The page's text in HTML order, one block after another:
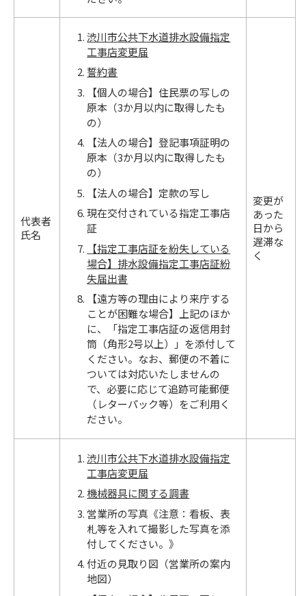
代表者
氏名
渋川市公共下水道排水設備指定
工事店変更届
誓約書
【個人の場合】住民票の写しの
原本（3か月以内に取得したも
の）
【法人の場合】登記事項証明の
原本（3か月以内に取得したも
の）
【法人の場合】定款の写し
現在交付されている指定工事店
証
【指定工事店証を紛失している
場合】排水設備指定工事店証紛
失届出書
【遠方等の理由により来庁する
ことが困難な場合】上記のほか
に、「指定工事店証の返信用封
筒（角形2号以上）」を添付して
ください。なお、郵便の不着に
ついては対応いたしませんの
で、必要に応じて追跡可能郵便
（レターパック等）をご利用く
ださい。
変更が
あった
日から
遅滞な
く
渋川市公共下水道排水設備指定
工事店変更届
機械器具に関する調書
営業所の写真《注意：看板、表
札等を入れて撮影した写真を添
付してください。》
付近の見取り図（営業所の案内
地図）